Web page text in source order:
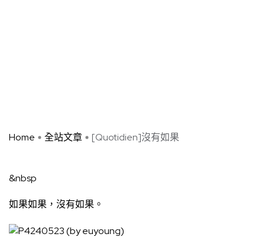
Home 全站文章 [Quotidien]沒有如果
&nbsp
如果如果，沒有如果。